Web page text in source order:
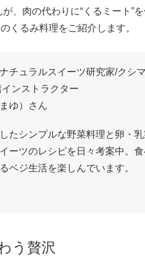
、肉の代わりに“くるミート”
くるみ料理をご紹介します。
チュラルスイーツ研究家/クシ
ンストラクター
ゆ）さん
たシンプルな野菜料理と卵・
ーツのレシピを日々考案中。
ベジ生活を楽しんでいます。
う贅沢